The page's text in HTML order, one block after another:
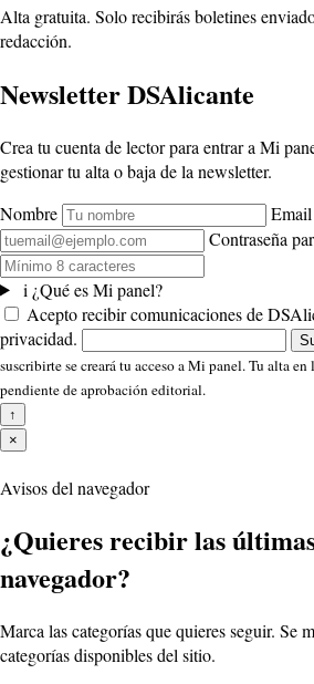
Alta gratuita. Solo recibirás boletines
redacción.
Newsletter DSAlicante
Crea tu cuenta de lector para entrar a Mi
gestionar tu alta o baja de la newsletter.
Nombre
Email
Contraseña
i ¿Qué es Mi panel?
Acepto recibir comunicaciones de
privacidad.
suscribirte se creará tu acceso a Mi panel. Tu alta en
pendiente de aprobación editorial.
↑
×
Avisos del navegador
¿Quieres recibir las
navegador?
Marca las categorías que quieres seguir. Se
categorías disponibles del sitio.